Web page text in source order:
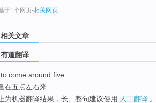
于1个网页-相关网页
相关文章
有道翻译
come around five
在五点左右来
为机器翻译结果，长、整句建议使用 人工翻译